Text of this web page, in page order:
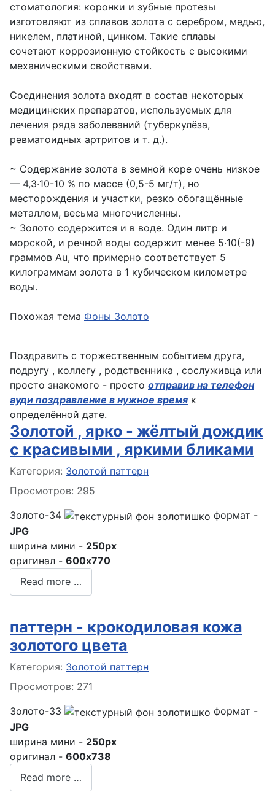
стоматология: коронки и зубные протезы
изготовляют из сплавов золота с серебром, медью,
никелем, платиной, цинком. Такие сплавы
сочетают коррозионную стойкость с высокими
механическими свойствами.
Соединения золота входят в состав некоторых
медицинских препаратов, используемых для
лечения ряда заболеваний (туберкулёза,
ревматоидных артритов и т. д.).
~ Содержание золота в земной коре очень низкое
— 4,3·10-10 % по массе (0,5-5 мг/т), но
месторождения и участки, резко обогащённые
металлом, весьма многочисленны.
~ Золото содержится и в воде. Один литр и
морской, и речной воды содержит менее 5·10(-9)
граммов Au, что примерно соответствует 5
килограммам золота в 1 кубическом километре
воды.
Похожая тема Фоны Золото
Поздравить с торжественным событием друга,
подругу , коллегу , родственника , сослуживца или
просто знакомого - просто отправив на телефон
ауди поздравление в нужное время к
определённой дате.
Золотой , ярко - жёлтый дождик
с красивыми , яркими бликами
Информация о материале
Категория: Золотой паттерн
Просмотров: 295
Золото-34
формат -
JPG
ширина мини - 250px
оригинал - 600x770
Read more …
паттерн - крокодиловая кожа
золотого цвета
Информация о материале
Категория: Золотой паттерн
Просмотров: 271
Золото-33
формат -
JPG
ширина мини - 250px
оригинал - 600x738
Read more …